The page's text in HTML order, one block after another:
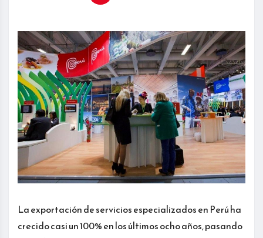
La exportación de servicios especializados en Perú ha
crecido casi un 100% en los últimos ocho años, pasando